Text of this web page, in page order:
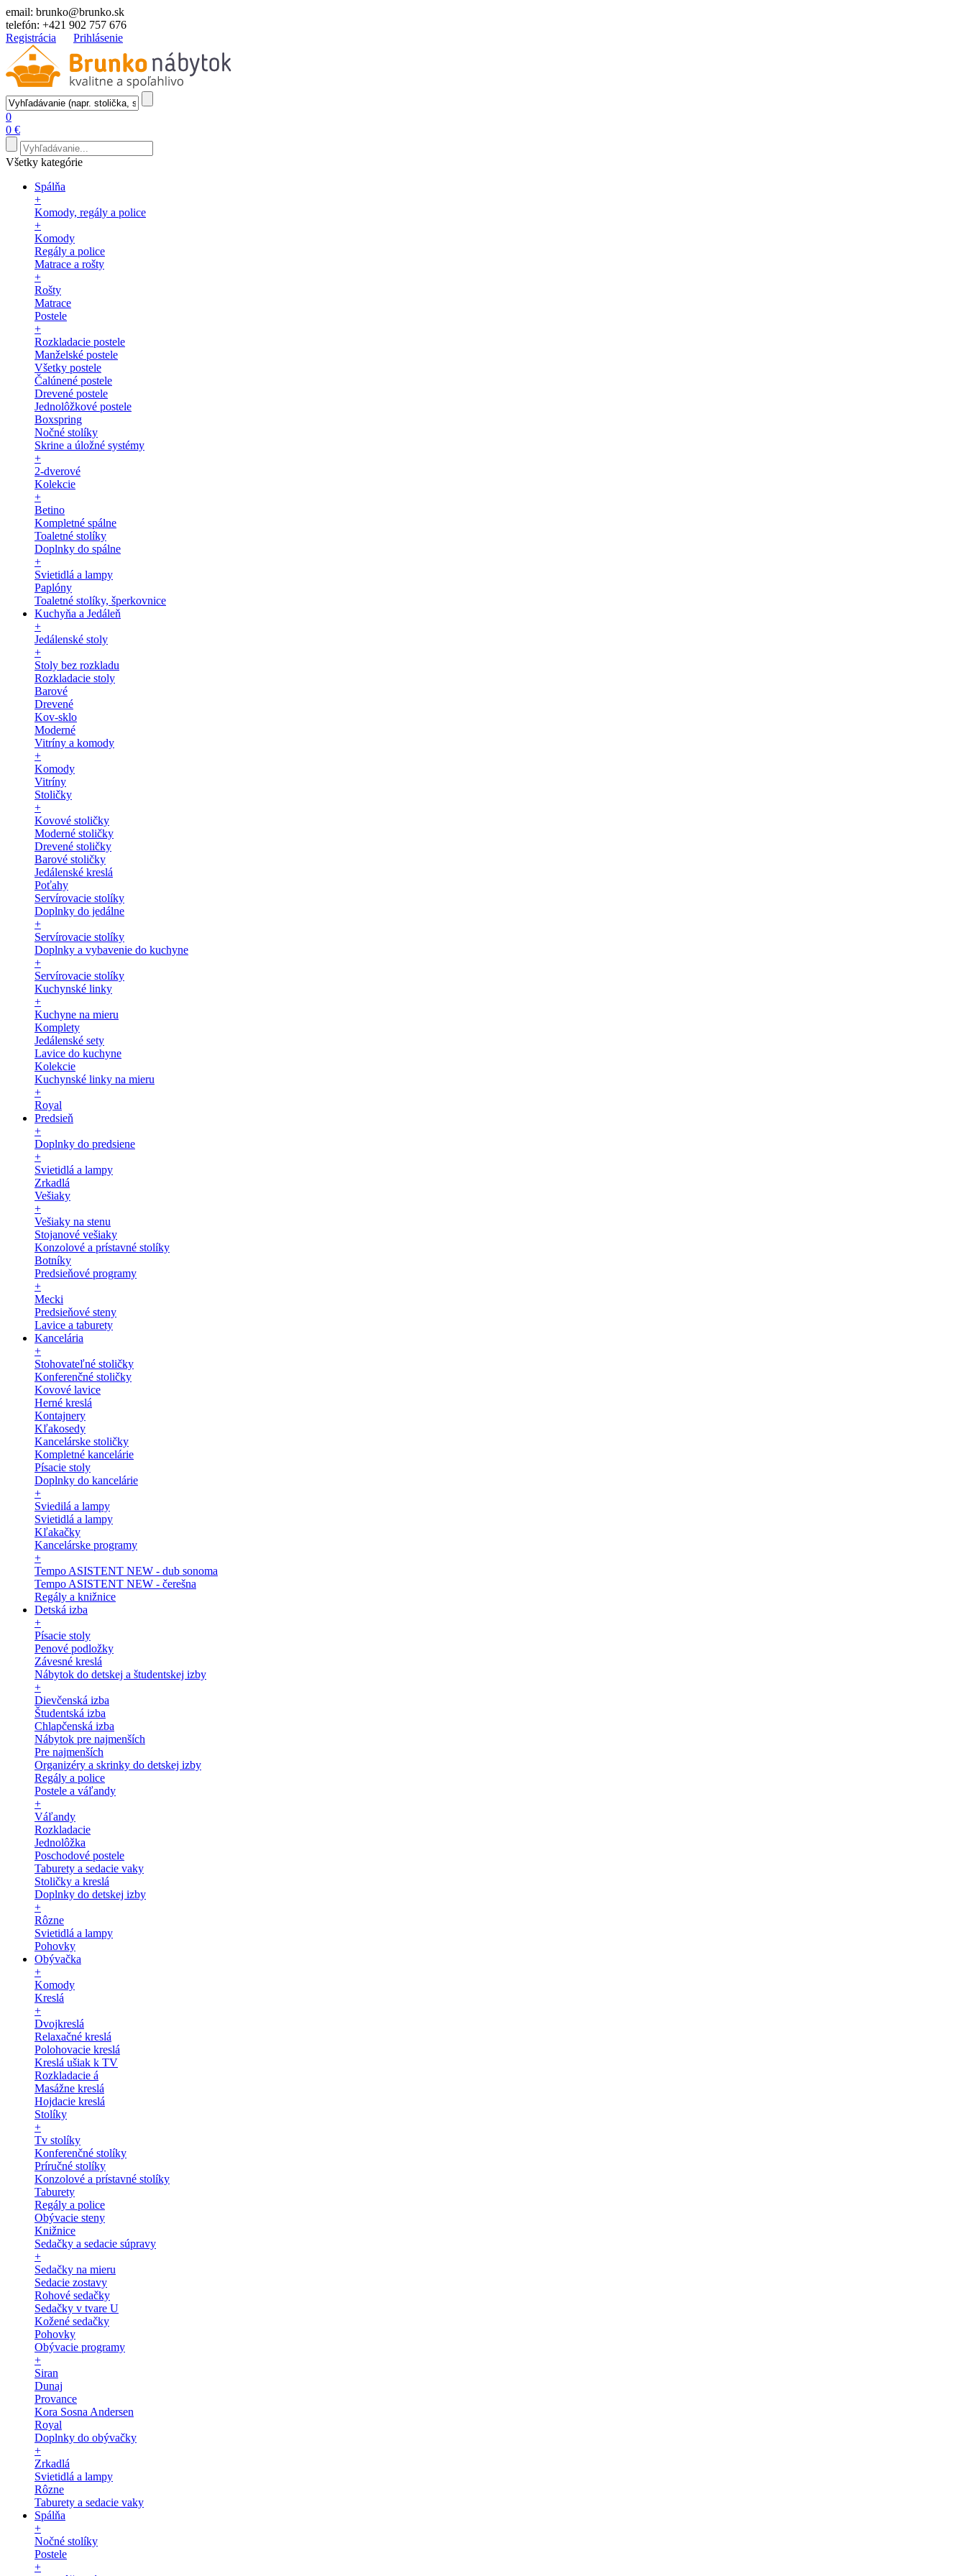
email: brunko@brunko.sk
telefón: +421 902 757 676
Registrácia
Prihlásenie
0
0 €
Všetky kategórie
Spálňa
+
Komody, regály a police
+
Komody
Regály a police
Matrace a rošty
+
Rošty
Matrace
Postele
+
Rozkladacie postele
Manželské postele
Všetky postele
Čalúnené postele
Drevené postele
Jednolôžkové postele
Boxspring
Nočné stolíky
Skrine a úložné systémy
+
2-dverové
Kolekcie
+
Betino
Kompletné spálne
Toaletné stolíky
Doplnky do spálne
+
Svietidlá a lampy
Paplóny
Toaletné stolíky, šperkovnice
Kuchyňa a Jedáleň
+
Jedálenské stoly
+
Stoly bez rozkladu
Rozkladacie stoly
Barové
Drevené
Kov-sklo
Moderné
Vitríny a komody
+
Komody
Vitríny
Stoličky
+
Kovové stoličky
Moderné stoličky
Drevené stoličky
Barové stoličky
Jedálenské kreslá
Poťahy
Servírovacie stolíky
Doplnky do jedálne
+
Servírovacie stolíky
Doplnky a vybavenie do kuchyne
+
Servírovacie stolíky
Kuchynské linky
+
Kuchyne na mieru
Komplety
Jedálenské sety
Lavice do kuchyne
Kolekcie
Kuchynské linky na mieru
+
Royal
Predsieň
+
Doplnky do predsiene
+
Svietidlá a lampy
Zrkadlá
Vešiaky
+
Vešiaky na stenu
Stojanové vešiaky
Konzolové a prístavné stolíky
Botníky
Predsieňové programy
+
Mecki
Predsieňové steny
Lavice a taburety
Kancelária
+
Stohovateľné stoličky
Konferenčné stoličky
Kovové lavice
Herné kreslá
Kontajnery
Kľakosedy
Kancelárske stoličky
Kompletné kancelárie
Písacie stoly
Doplnky do kancelárie
+
Sviedilá a lampy
Svietidlá a lampy
Kľakačky
Kancelárske programy
+
Tempo ASISTENT NEW - dub sonoma
Tempo ASISTENT NEW - čerešna
Regály a knižnice
Detská izba
+
Písacie stoly
Penové podložky
Závesné kreslá
Nábytok do detskej a študentskej izby
+
Dievčenská izba
Študentská izba
Chlapčenská izba
Nábytok pre najmenších
Pre najmenších
Organizéry a skrinky do detskej izby
Regály a police
Postele a váľandy
+
Váľandy
Rozkladacie
Jednolôžka
Poschodové postele
Taburety a sedacie vaky
Stoličky a kreslá
Doplnky do detskej izby
+
Rôzne
Svietidlá a lampy
Pohovky
Obývačka
+
Komody
Kreslá
+
Dvojkreslá
Relaxačné kreslá
Polohovacie kreslá
Kreslá ušiak k TV
Rozkladacie á
Masážne kreslá
Hojdacie kreslá
Stolíky
+
Tv stolíky
Konferenčné stolíky
Príručné stolíky
Konzolové a prístavné stolíky
Taburety
Regály a police
Obývacie steny
Knižnice
Sedačky a sedacie súpravy
+
Sedačky na mieru
Sedacie zostavy
Rohové sedačky
Sedačky v tvare U
Kožené sedačky
Pohovky
Obývacie programy
+
Siran
Dunaj
Provance
Kora Sosna Andersen
Royal
Doplnky do obývačky
+
Zrkadlá
Svietidlá a lampy
Rôzne
Taburety a sedacie vaky
Spálňa
+
Nočné stolíky
Postele
+